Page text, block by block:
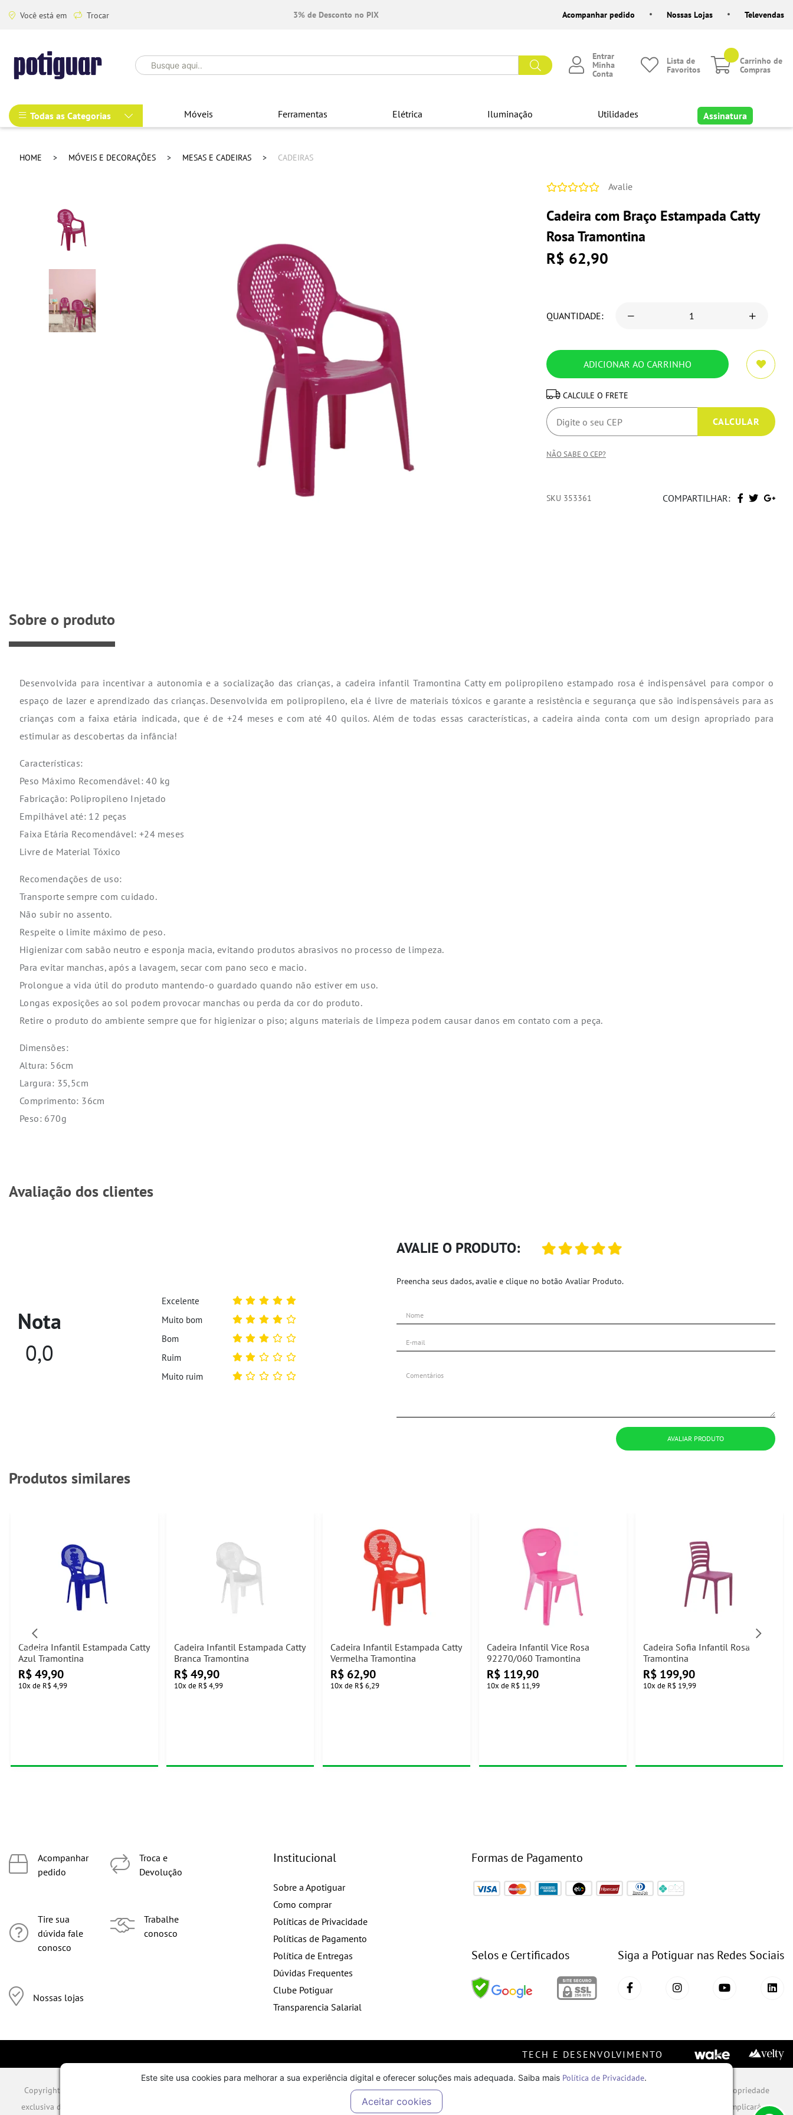
Você está em Trocar 3% de Desconto no PIX Acompanhar pedido Nossas Lojas Televendas
Entrar
Minha
Conta
Lista de
Favoritos
Carrinho de
Compras
Todas as Categorias Móveis Ferramentas Elétrica Iluminação Utilidades Assinatura
HOME MÓVEIS E DECORAÇÕES MESAS E CADEIRAS CADEIRAS
Avalie
Cadeira com Braço Estampada Catty
Rosa Tramontina
R$ 62,90
QUANTIDADE:
CALCULE O FRETE
NÃO SABE O CEP?
SKU 353361 COMPARTILHAR:
Sobre o produto
Desenvolvida para incentivar a autonomia e a socialização das crianças, a cadeira infantil Tramontina Catty em polipropileno estampado rosa é indispensável para compor o
espaço de lazer e aprendizado das crianças. Desenvolvida em polipropileno, ela é livre de materiais tóxicos e garante a resistência e segurança que são indispensáveis para as
crianças com a faixa etária indicada, que é de +24 meses e com até 40 quilos. Além de todas essas características, a cadeira ainda conta com um design apropriado para
estimular as descobertas da infância!
Características:
Peso Máximo Recomendável: 40 kg
Fabricação: Polipropileno Injetado
Empilhável até: 12 peças
Faixa Etária Recomendável: +24 meses
Livre de Material Tóxico
Recomendações de uso:
Transporte sempre com cuidado.
Não subir no assento.
Respeite o limite máximo de peso.
Higienizar com sabão neutro e esponja macia, evitando produtos abrasivos no processo de limpeza.
Para evitar manchas, após a lavagem, secar com pano seco e macio.
Prolongue a vida útil do produto mantendo-o guardado quando não estiver em uso.
Longas exposições ao sol podem provocar manchas ou perda da cor do produto.
Retire o produto do ambiente sempre que for higienizar o piso; alguns materiais de limpeza podem causar danos em contato com a peça.
Dimensões:
Altura: 56cm
Largura: 35,5cm
Comprimento: 36cm
Peso: 670g
Avaliação dos clientes
AVALIE O PRODUTO:
Preencha seus dados, avalie e clique no botão Avaliar Produto.
AVALIAR PRODUTO
Nota
0,0
Excelente
Muito bom
Bom
Ruim
Muito ruim
Produtos similares
Cadeira Infantil Estampada Catty
Azul Tramontina
R$ 49,90
10x de R$ 4,99
Cadeira Infantil Estampada Catty
Branca Tramontina
R$ 49,90
10x de R$ 4,99
Cadeira Infantil Estampada Catty
Vermelha Tramontina
R$ 62,90
10x de R$ 6,29
Cadeira Infantil Vice Rosa
92270/060 Tramontina
R$ 119,90
10x de R$ 11,99
Cadeira Sofia Infantil Rosa
Tramontina
R$ 199,90
10x de R$ 19,99
Acompanhar
pedido
Tire sua
dúvida fale
conosco
Nossas lojas
Troca e
Devolução
Trabalhe
conosco
Institucional
Sobre a Apotiguar
Como comprar
Políticas de Privacidade
Políticas de Pagamento
Política de Entregas
Dúvidas Frequentes
Clube Potiguar
Transparencia Salarial
Formas de Pagamento
Selos e Certificados Siga a Potiguar nas Redes Sociais
TECH E DESENVOLVIMENTO
Copyright © 2026 TODOS OS DIREITOS RESERVADOS. Todo o conteúdo do site, todas as fotos, imagens, logotipos, marcas, dizeres, som, software, conjunto imagem, layout, aqui veiculados são de propriedade
exclusiva da POTIGUAR HOME CENTER. É vedada qualquer reprodução, total ou parcial, de qualquer elemento de identidade, sem expressa autorização. A violação de qualquer direito mencionado implicará na
Este site usa cookies para melhorar a sua experiência digital e oferecer soluções mais adequada. Saiba mais Política de Privacidade.
Aceitar cookies